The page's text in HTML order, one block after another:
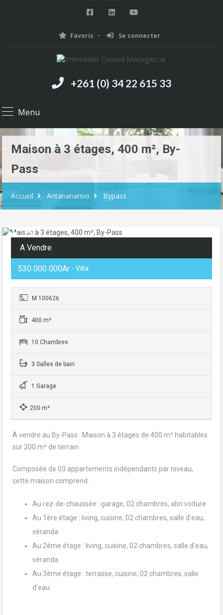
Favoris Se connecter
+261 (0) 34 22 615 33
Menu
Maison à 3 étages, 400 m², By-
Pass
Accueil Antananarivo Bypass
A Vendre
530 000 000Ar - Villa
M 100626
400 m²
10 Chambres
3 Salles de bain
1 Garage
200 m²
À vendre au By-Pass : Maison à 3 étages de 400 m² habitables
sur 200 m² de terrain
Composée de 03 appartements indépendants par niveau,
cette maison comprend :
Au rez-de-chaussée : garage, 02 chambres, abri voiture
Au 1ère étage : living, cuisine, 02 chambres, salle d’eau,
véranda
Au 2ème étage : living, cuisine, 02 chambres, salle d’eau,
véranda
Au 3ème étage : terrasse, cuisine, 02 chambres, salle
d’eau